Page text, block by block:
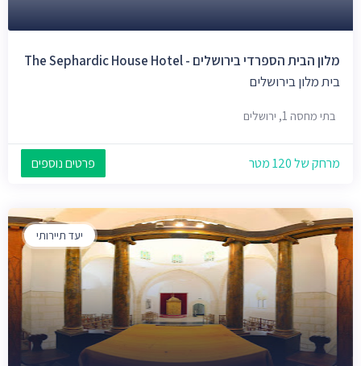
מלון הבית הספרדי בירושלים - The Sephardic House Hotel
בית מלון בירושלים
בתי מחסה 1, ירושלים
מרחק של 120 מטר פרטים נוספים
יעד תיירותי